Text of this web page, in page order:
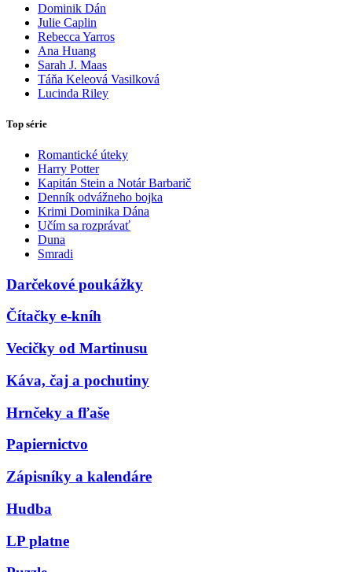
Dominik Dán
Julie Caplin
Rebecca Yarros
Ana Huang
Sarah J. Maas
Táňa Keleová Vasilková
Lucinda Riley
Top série
Romantické úteky
Harry Potter
Kapitán Stein a Notár Barbarič
Denník odvážneho bojka
Krimi Dominika Dána
Učím sa rozprávať
Duna
Smradi
Darčekové poukážky
Čítačky e-kníh
Vecičky od Martinusu
Káva, čaj a pochutiny
Hrnčeky a fľaše
Papiernictvo
Zápisníky a kalendáre
Hudba
LP platne